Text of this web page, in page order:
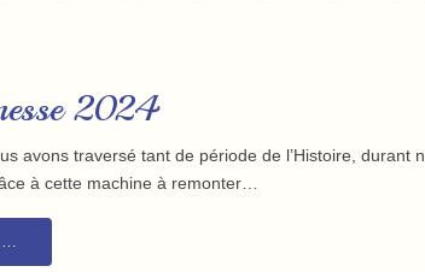
2024
avons traversé tant de période de l’Histoire, durant
à cette machine à remonter…